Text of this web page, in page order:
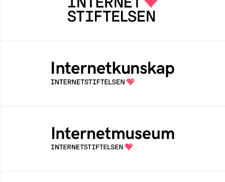
Internetstiftelsen verkar för ett internet som
bidrar positivt till människan och samhället
Samlad kunskap som hjälper dig att bli en
säker och medveten internetanvändare
Ett digitalt museum som byggts, och kureras
av Internetstiftelsen